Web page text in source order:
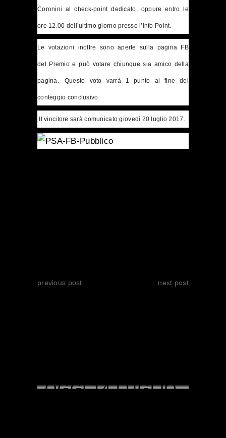
Coronini al check-point dedicato, oppure entro le
ore 12.00 dell’ultimo giorno presso l’Info Point.
Le votazioni inoltre sono aperte sulla pagina FB
del Premio e può votare chiunque sia amico della
pagina. Questo voto varrà 1 punto al fine del
conteggio conclusivo.
Il vincitore sarà comunicato giovedì 20 luglio 2017.
previous post next post
OGGI 14 LUGLIO